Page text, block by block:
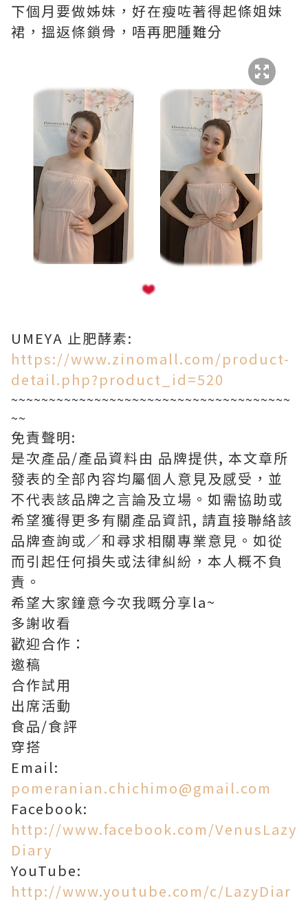
下個月要做姊妹，好在瘦咗著得起條姐妹
裙，搵返條鎖骨，唔再肥腫難分
UMEYA 止肥酵素:
https://www.zinomall.com/product-
detail.php?product_id=520
~~~~~~~~~~~~~~~~~~~~~~~~~~~~~~~~~~~~~
~~
免責聲明:
是次產品/產品資料由 品牌提供, 本文章所
發表的全部內容均屬個人意見及感受，並
不代表該品牌之言論及立場。如需協助或
希望獲得更多有關產品資訊, 請直接聯絡該
品牌查詢或∕和尋求相關專業意見。如從
而引起任何損失或法律糾紛，本人概不負
責。
希望大家鐘意今次我嘅分享la~
多謝收看
歡迎合作：
邀稿
合作試用
出席活動
食品/食評
穿搭
Email:
pomeranian.chichimo@gmail.com
Facebook:
http://www.facebook.com/VenusLazy
Diary
YouTube:
http://www.youtube.com/c/LazyDiar